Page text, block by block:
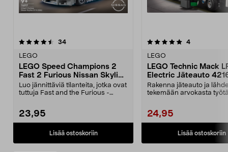
34arvostelut
LEGO
LEGO Speed Champions 2
Fast 2 Furious Nissan Skyline
GT-R (R34) 76917, yli 9-
vuotiaille
Luo jännittäviä tilanteita, jotka ovat
tuttuja Fast and the Furious -
23,95
Lisää ostoskoriin
5.0 viidestä
4arvostelut
LEGO
LEGO Technic Mack
Electric Jäteauto
vuotiaille
Rakenna jäteauto ja
tekemään arvokasta
24,95
Lisää ostoskoriin
5.0 viidestä